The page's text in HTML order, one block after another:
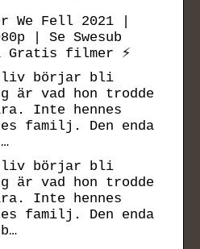
Fell 2021 |
| Se Swesub
filmer ⚡
liv börjar bli
är vad hon trodde
Inte hennes
familj. Den enda
liv börjar bli
är vad hon trodde
Inte hennes
familj. Den enda